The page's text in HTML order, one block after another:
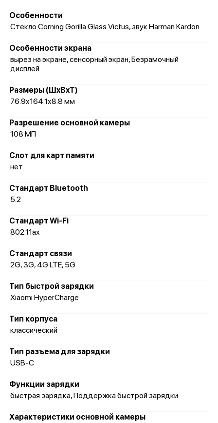
Особенности
Стекло Corning Gorilla Glass Victus, звук Harman Kardon
Особенности экрана
вырез на экране, сенсорный экран, Безрамочный
дисплей
Размеры (ШxВxТ)
76.9x164.1x8.8 мм
Разрешение основной камеры
108 МП
Слот для карт памяти
нет
Стандарт Bluetooth
5.2
Стандарт Wi-Fi
802.11ax
Стандарт связи
2G, 3G, 4G LTE, 5G
Тип быстрой зарядки
Xiaomi HyperCharge
Тип корпуса
классический
Тип разъема для зарядки
USB-C
Функции зарядки
быстрая зарядка, Поддержка быстрой зарядки
Характеристики основной камеры